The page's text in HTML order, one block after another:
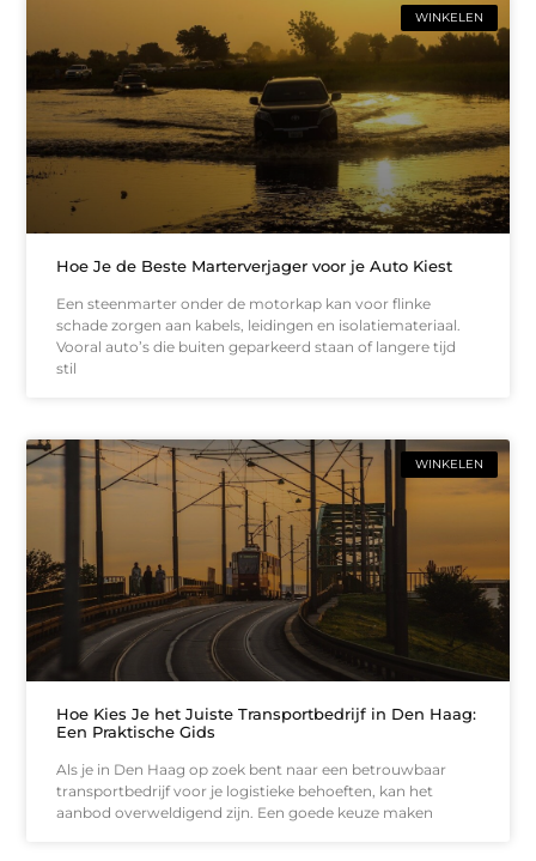
WINKELEN
Hoe Je de Beste Marterverjager voor je Auto Kiest
Een steenmarter onder de motorkap kan voor flinke
schade zorgen aan kabels, leidingen en isolatiemateriaal.
Vooral auto’s die buiten geparkeerd staan of langere tijd
stil
WINKELEN
Hoe Kies Je het Juiste Transportbedrijf in Den Haag:
Een Praktische Gids
Als je in Den Haag op zoek bent naar een betrouwbaar
transportbedrijf voor je logistieke behoeften, kan het
aanbod overweldigend zijn. Een goede keuze maken